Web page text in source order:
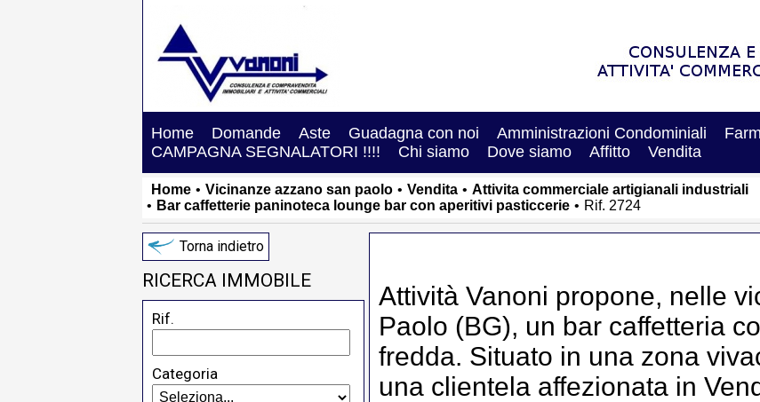
Home Domande Aste Guadagna con noi Amministrazioni Condominiali
CAMPAGNA SEGNALATORI !!!!
Chi siamo Dove siamo Affitto Vendita
Home • Vicinanze azzano san paolo • Vendita • Attivita commerciale artigianali industriali
• Bar caffetterie paninoteca lounge bar con aperitivi pasticcerie • Rif. 2724
Torna indietro
RICERCA IMMOBILE
Rif.
Categoria
Attività Vanoni propone, nelle
Paolo (BG), un bar caffetteria
fredda. Situato in una zona
una clientela affezionata in